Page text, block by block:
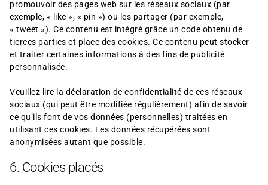
promouvoir des pages web sur les réseaux sociaux (par
exemple, « like », « pin ») ou les partager (par exemple,
« tweet »). Ce contenu est intégré grâce un code obtenu de
tierces parties et place des cookies. Ce contenu peut stocker
et traiter certaines informations à des fins de publicité
personnalisée.
Veuillez lire la déclaration de confidentialité de ces réseaux
sociaux (qui peut être modifiée régulièrement) afin de savoir
ce qu’ils font de vos données (personnelles) traitées en
utilisant ces cookies. Les données récupérées sont
anonymisées autant que possible.
6. Cookies placés